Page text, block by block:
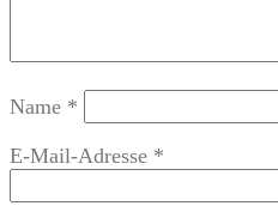
Name *
E-Mail-Adresse *